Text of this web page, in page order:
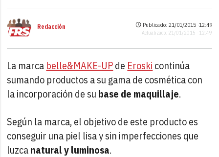
Redacción Publicado: 21/01/2015 ·12:49
Actualizado: 21/01/2015 · 12:49
La marca belle&MAKE-UPde Eroski continúa
sumando productos a su gama de cosmética con
la incorporación de su base de maquillaje.
Según la marca, el objetivo de este producto es
conseguir una piel lisa y sin imperfecciones que
luzcanatural y luminosa.